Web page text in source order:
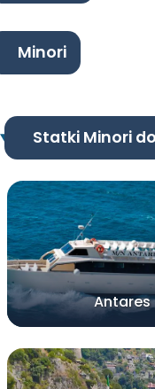
Minori
Statki Minori
Antares